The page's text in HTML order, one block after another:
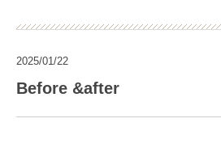
2025/01/22
Before &after